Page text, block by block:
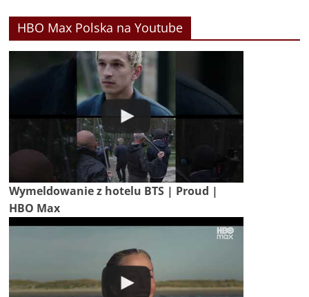
HBO Max Polska na Youtube
Wymeldowanie z hotelu BTS | Proud |
HBO Max